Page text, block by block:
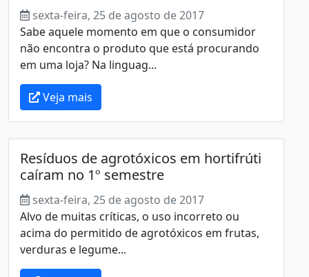
sexta-feira, 25 de agosto de 2017
Sabe aquele momento em que o consumidor
não encontra o produto que está procurando
em uma loja? Na linguag...
Veja mais
Resíduos de agrotóxicos em hortifrúti
caíram no 1º semestre
sexta-feira, 25 de agosto de 2017
Alvo de muitas críticas, o uso incorreto ou
acima do permitido de agrotóxicos em frutas,
verduras e legume...